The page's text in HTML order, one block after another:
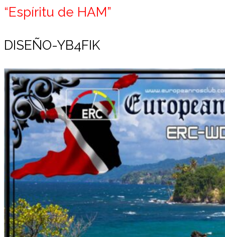
“Espíritu de HAM”
DISEÑO-YB4FIK